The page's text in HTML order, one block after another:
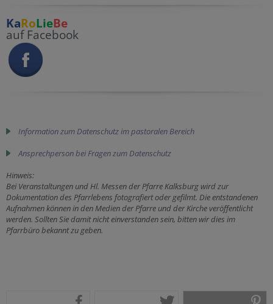
KaRoLieBe
auf Facebook
Information zum Datenschutz im pastoralen Bereich
Ansprechperson bei Fragen zum Datenschutz
Hinweis:
Bei Veranstaltungen und Hl. Messen der Pfarre Kalksburg wird zur
Dokumentation des Pfarrlebens fotografiert oder gefilmt. Die entstandenen
Aufnahmen können in den Medien der Pfarre und der Kirche veröffentlicht
werden. Sollten Sie damit nicht einverstanden sein, bitten wir dies im
Pfarrbüro bekannt zu geben.